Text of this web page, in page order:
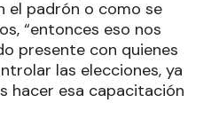
el padrón o como se
“entonces eso nos
presente con quienes
las elecciones, ya
hacer esa capacitación